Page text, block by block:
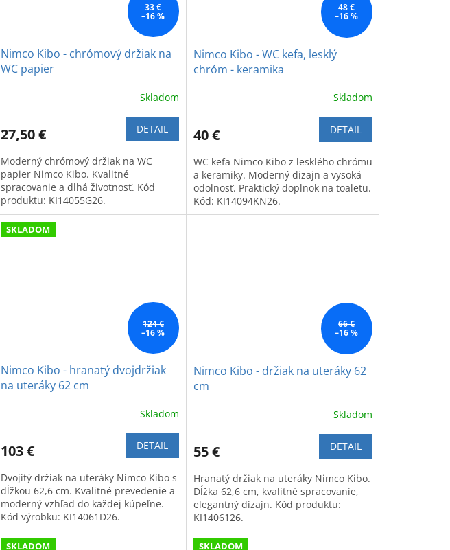
33 €
–16 %
Nimco Kibo - chrómový držiak na
WC papier
Skladom
27,50 € DETAIL
Moderný chrómový držiak na WC
papier Nimco Kibo. Kvalitné
spracovanie a dlhá životnosť. Kód
produktu: KI14055G26.
48 €
–16 %
Nimco Kibo - WC kefa, lesklý
chróm - keramika
Skladom
40 € DETAIL
WC kefa Nimco Kibo z lesklého chrómu
a keramiky. Moderný dizajn a vysoká
odolnosť. Praktický doplnok na toaletu.
Kód: KI14094KN26.
SKLADOM
124 €
–16 %
Nimco Kibo - hranatý dvojdržiak
na uteráky 62 cm
Skladom
103 € DETAIL
Dvojitý držiak na uteráky Nimco Kibo s
dĺžkou 62,6 cm. Kvalitné prevedenie a
moderný vzhľad do každej kúpeľne.
Kód výrobku: KI14061D26.
66 €
–16 %
Nimco Kibo - držiak na uteráky 62
cm
Skladom
55 € DETAIL
Hranatý držiak na uteráky Nimco Kibo.
Dĺžka 62,6 cm, kvalitné spracovanie,
elegantný dizajn. Kód produktu:
KI1406126.
SKLADOM SKLADOM